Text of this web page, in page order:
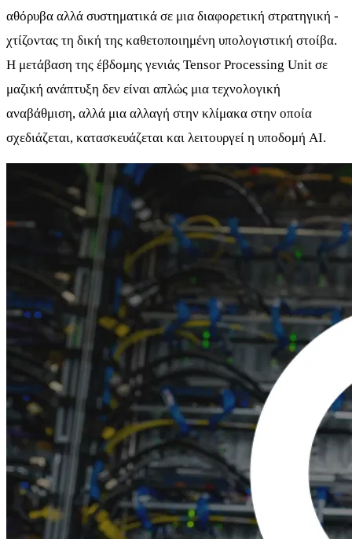
αθόρυβα αλλά συστηματικά σε μια διαφορετική στρατηγική -
χτίζοντας τη δική της καθετοποιημένη υπολογιστική στοίβα.
Η μετάβαση της έβδομης γενιάς Tensor Processing Unit σε
μαζική ανάπτυξη δεν είναι απλώς μια τεχνολογική
αναβάθμιση, αλλά μια αλλαγή στην κλίμακα στην οποία
σχεδιάζεται, κατασκευάζεται και λειτουργεί η υποδομή AI.